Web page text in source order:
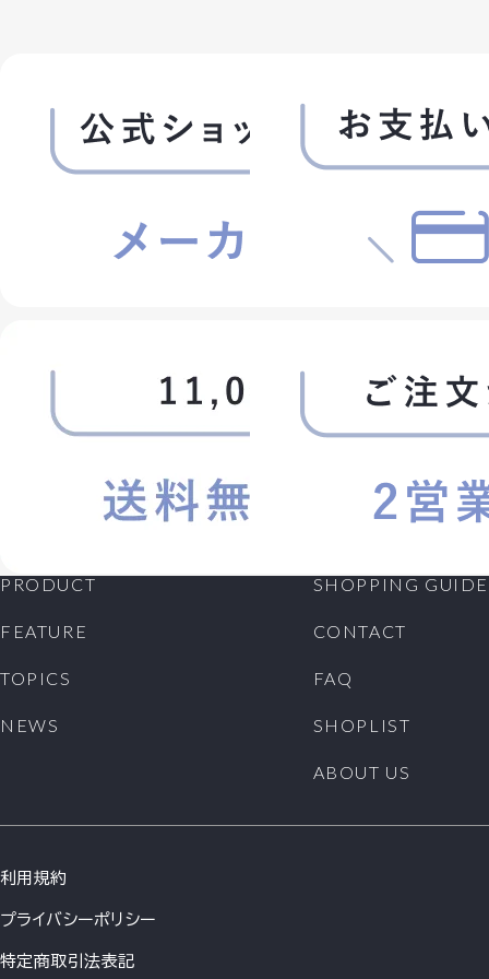
PRODUCT
FEATURE
TOPICS
NEWS
SHOPPING GUIDE
CONTACT
FAQ
SHOPLIST
ABOUT US
利用規約
プライバシーポリシー
特定商取引法表記